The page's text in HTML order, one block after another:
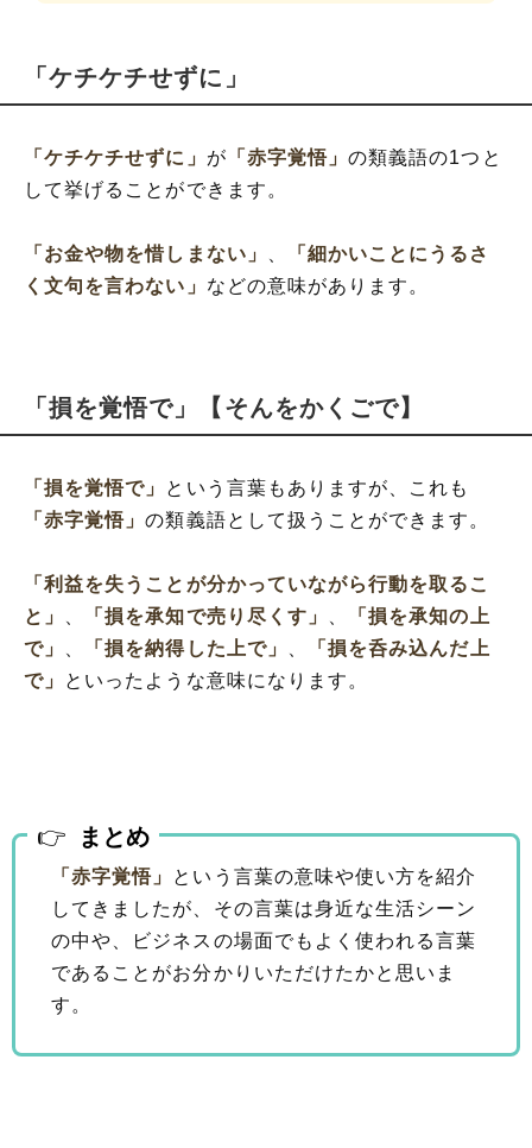
「ケチケチせずに」
「ケチケチせずに」 が 「赤字覚悟」の類義語の1つと
して挙げることができます。
「お金や物を惜しまない」
「細かいことにうるさ
く文句を言わない」 などの意味があります。
「損を覚悟で」【そんをかくごで】
「損を覚悟で」 という言葉もありますが、これも
「赤字覚悟」の類義語として扱うことができます。
「利益を失うことが分かっていながら行動を取るこ
と」
「損を承知で売り尽くす」
「損を承知の上
で」
「損を納得した上で」
「損を呑み込んだ上
で」
といったような意味になります。
まとめ
「赤字覚悟」 という言葉の意味や使い方を紹介
してきましたが、その言葉は身近な生活シーン
の中や、ビジネスの場面でもよく使われる言葉
であることがお分かりいただけたかと思いま
す。